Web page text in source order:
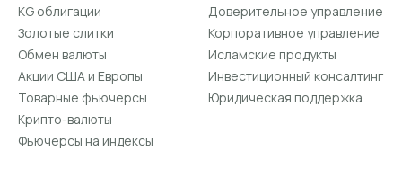
KG облигации
Золотые слитки
Обмен валюты
Акции США и Европы
Товарные фьючерсы
Крипто-валюты
Фьючерсы на индексы
Доверительное управление
Корпоративное управление
Исламские продукты
Инвестиционный консалтинг
Юридическая поддержка